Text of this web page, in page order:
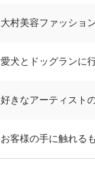
大村美容ファッショ
愛犬とドッグランに
好きなアーティスト
お客様の手に触れる